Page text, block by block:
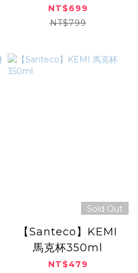
NT$699
NT$799
Sold Out
【Santeco】KEMI
馬克杯350ml
NT$479